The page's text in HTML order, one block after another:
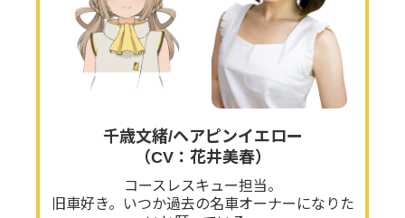
千歳文緒/ヘアピンイエロー
（CV：花井美春）
コースレスキュー担当。
旧車好き。いつか過去の名車オーナーになりた